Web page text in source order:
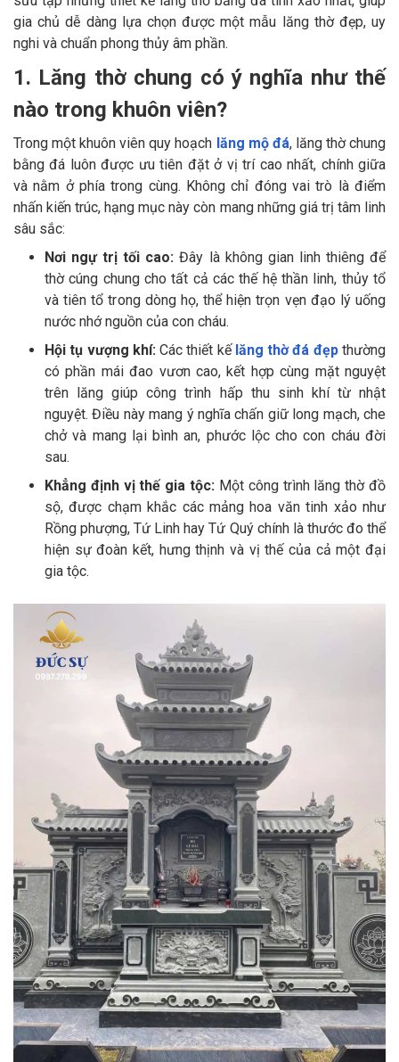
gia chủ dễ dàng lựa chọn được một mẫu lăng thờ đẹp, uy
nghi và chuẩn phong thủy âm phần.
1. Lăng thờ chung có ý nghĩa như thế
nào trong khuôn viên?
Trong một khuôn viên quy hoạch lăng mộ đá, lăng thờ chung
bằng đá luôn được ưu tiên đặt ở vị trí cao nhất, chính giữa
và nằm ở phía trong cùng. Không chỉ đóng vai trò là điểm
nhấn kiến trúc, hạng mục này còn mang những giá trị tâm linh
sâu sắc:
Nơi ngự trị tối cao: Đây là không gian linh thiêng để
thờ cúng chung cho tất cả các thế hệ thần linh, thủy tổ
và tiên tổ trong dòng họ, thể hiện trọn vẹn đạo lý uống
nước nhớ nguồn của con cháu.
Hội tụ vượng khí:Các thiết kế lăng thờ đá đẹpthường
có phần mái đao vươn cao, kết hợp cùng mặt nguyệt
trên lăng giúp công trình hấp thu sinh khí từ nhật
nguyệt. Điều này mang ý nghĩa chấn giữ long mạch, che
chở và mang lại bình an, phước lộc cho con cháu đời
sau.
Khẳng định vị thế gia tộc: Một công trình lăng thờ đồ
sộ, được chạm khắc các mảng hoa văn tinh xảo như
Rồng phượng, Tứ Linh hay Tứ Quý chính là thước đo thể
hiện sự đoàn kết, hưng thịnh và vị thế của cả một đại
gia tộc.